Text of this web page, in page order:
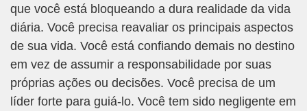
que você está bloqueando a dura realidade da vida
diária. Você precisa reavaliar os principais aspectos
de sua vida. Você está confiando demais no destino
em vez de assumir a responsabilidade por suas
próprias ações ou decisões. Você precisa de um
líder forte para guiá-lo. Você tem sido negligente em